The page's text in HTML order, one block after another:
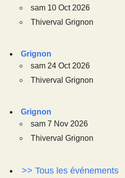
sam 10 Oct 2026
Thiverval Grignon
Grignon
sam 24 Oct 2026
Thiverval Grignon
Grignon
sam 7 Nov 2026
Thiverval Grignon
>> Tous les événements